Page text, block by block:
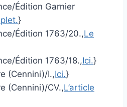
Édition Garnier
}
Édition 1763/20.,Le
Édition 1763/18.,Ici.}
(Cennini)/I.,Ici.}
(Cennini)/CV.,L’article